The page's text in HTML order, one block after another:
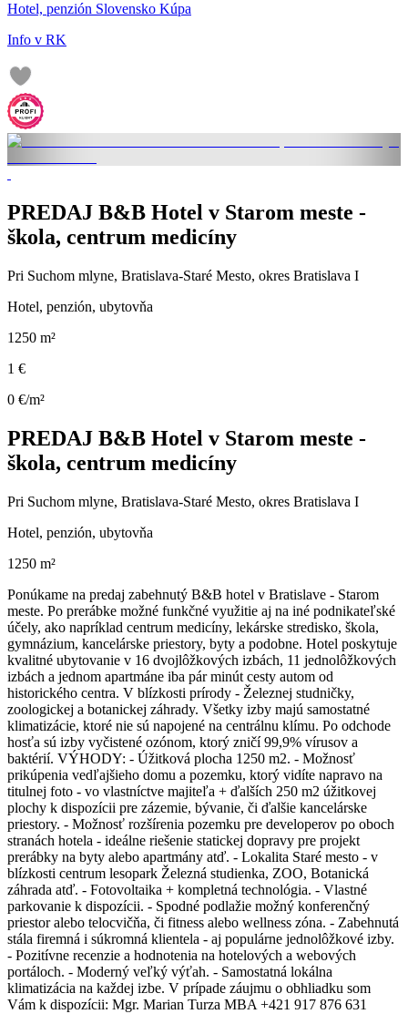
Hotel, penzión Slovensko Kúpa
Info v RK
PREDAJ B&B Hotel v Starom meste -
škola, centrum medicíny
Pri Suchom mlyne, Bratislava-Staré Mesto, okres Bratislava I
Hotel, penzión, ubytovňa
1250 m²
1 €
0 €/m²
PREDAJ B&B Hotel v Starom meste -
škola, centrum medicíny
Pri Suchom mlyne, Bratislava-Staré Mesto, okres Bratislava I
Hotel, penzión, ubytovňa
1250 m²
Ponúkame na predaj zabehnutý B&B hotel v Bratislave - Starom
meste. Po prerábke možné funkčné využitie aj na iné podnikateľské
účely, ako napríklad centrum medicíny, lekárske stredisko, škola,
gymnázium, kancelárske priestory, byty a podobne. Hotel poskytuje
kvalitné ubytovanie v 16 dvojlôžkových izbách, 11 jednolôžkových
izbách a jednom apartmáne iba pár minút cesty autom od
historického centra. V blízkosti prírody - Železnej studničky,
zoologickej a botanickej záhrady. Všetky izby majú samostatné
klimatizácie, ktoré nie sú napojené na centrálnu klímu. Po odchode
hosťa sú izby vyčistené ozónom, ktorý zničí 99,9% vírusov a
baktérií. VÝHODY: - Úžitková plocha 1250 m2. - Možnosť
prikúpenia vedľajšieho domu a pozemku, ktorý vidíte napravo na
titulnej foto - vo vlastníctve majiteľa + ďalších 250 m2 úžitkovej
plochy k dispozícii pre zázemie, bývanie, či ďalšie kancelárske
priestory. - Možnosť rozšírenia pozemku pre developerov po oboch
stranách hotela - ideálne riešenie statickej dopravy pre projekt
prerábky na byty alebo apartmány atď. - Lokalita Staré mesto - v
blízkosti centrum lesopark Železná studienka, ZOO, Botanická
záhrada atď. - Fotovoltaika + kompletná technológia. - Vlastné
parkovanie k dispozícii. - Spodné podlažie možný konferenčný
priestor alebo telocvičňa, či fitness alebo wellness zóna. - Zabehnutá
stála firemná i súkromná klientela - aj populárne jednolôžkové izby.
- Pozitívne recenzie a hodnotenia na hotelových a webových
portáloch. - Moderný veľký výťah. - Samostatná lokálna
klimatizácia na každej izbe. V prípade záujmu o obhliadku som
Vám k dispozícii: Mgr. Marian Turza MBA +421 917 876 631